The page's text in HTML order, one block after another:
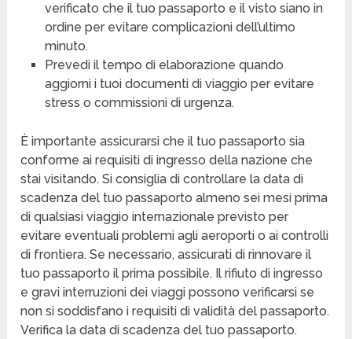
verificato che il tuo passaporto e il visto siano in
ordine per evitare complicazioni dell’ultimo
minuto.
Prevedi il tempo di elaborazione quando
aggiorni i tuoi documenti di viaggio per evitare
stress o commissioni di urgenza.
È importante assicurarsi che il tuo passaporto sia
conforme ai requisiti di ingresso della nazione che
stai visitando. Si consiglia di controllare la data di
scadenza del tuo passaporto almeno sei mesi prima
di qualsiasi viaggio internazionale previsto per
evitare eventuali problemi agli aeroporti o ai controlli
di frontiera. Se necessario, assicurati di rinnovare il
tuo passaporto il prima possibile. Il rifiuto di ingresso
e gravi interruzioni dei viaggi possono verificarsi se
non si soddisfano i requisiti di validità del passaporto.
Verifica la data di scadenza del tuo passaporto.